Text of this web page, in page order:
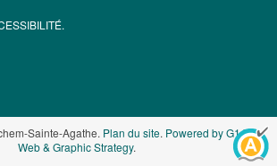
Sainte-Agathe. Plan du site. Powered by G1.be -
Web & Graphic Strategy.